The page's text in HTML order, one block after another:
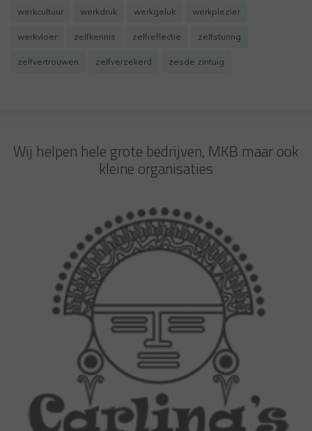
werkcultuur werkdruk werkgeluk werkplezier
werkvloer zelfkennis zelfreflectie zelfsturing
zelfvertrouwen zelfverzekerd zesde zintuig
Wij helpen hele grote bedrijven, MKB maar ook
kleine organisaties